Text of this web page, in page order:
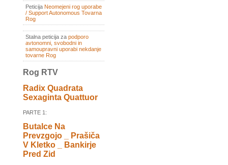
Peticija Neomejeni rog uporabe
/ Support Autonomous Tovarna
Rog
Stalna peticija za podporo
avtonomni, svobodni in
samoupravni uporabi nekdanje
tovarne Rog
Rog RTV
Radix Quadrata
Sexaginta Quattuor
PARTE 1:
Butalce Na
Prevzgojo _ Prašiča
V Kletko _ Bankirje
Pred Zid